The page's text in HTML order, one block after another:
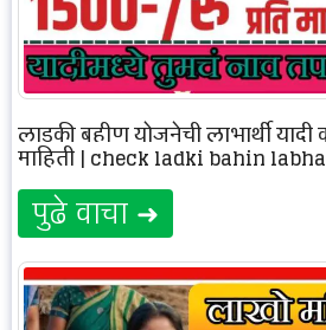
लाडकी बहीण योजनेची लाभार्थी
माहिती | check ladki bahin
पुढे वाचा ➜